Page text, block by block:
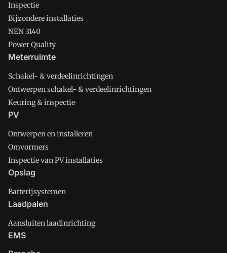
Inspectie
Bijzondere installaties
NEN 3140
Power Quality
Meterruimte
Schakel- & verdeelinrichtingen
Ontwerpen schakel- & verdeelinrichtingen
Keuring & inspectie
PV
Ontwerpen en installeren
Omvormers
Inspectie van PV installaties
Opslag
Batterijsystemen
Laadpalen
Aansluiten laadinrichting
EMS